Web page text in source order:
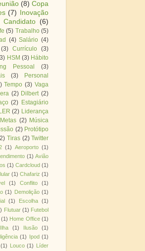
(8) Copa
(7)
Inovação
Candidato (6)
(5) Trabalho (5)
(4) Salário (4)
(3) Currículo (3)
HSM (3) Hábito
Pessoal
(3)
(3)
Personal
Tempo (3) Vaga
(2) Dilbert (2)
(2) Estagiário
LER (2) Liderança
Metas (2) Música
(2) Protótipo
Tiras (2) Twitter
(1) Aeroporto (1)
(1) Avião
(1) Cardcloud (1)
(1) Chafariz (1)
(1) Conflito
(1)
(1) Demolição (1)
(1) Escolha (1)
Flutuar (1) Futebol
(1) Home Office (1)
Ilha (1) Ilusão
(1)
(1) Ipod (1)
(1) Louco (1)
Líder